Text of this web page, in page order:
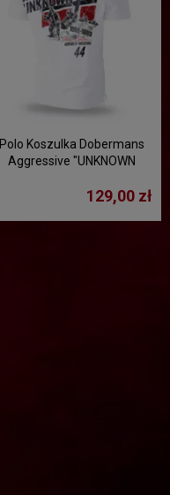
Polo Koszulka Dobermans
Aggressive "UNKNOWN
129,00 zł